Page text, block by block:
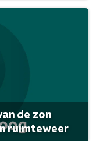
de zon
ruimteweer